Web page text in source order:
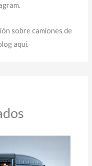
sobre camiones de
aquí.